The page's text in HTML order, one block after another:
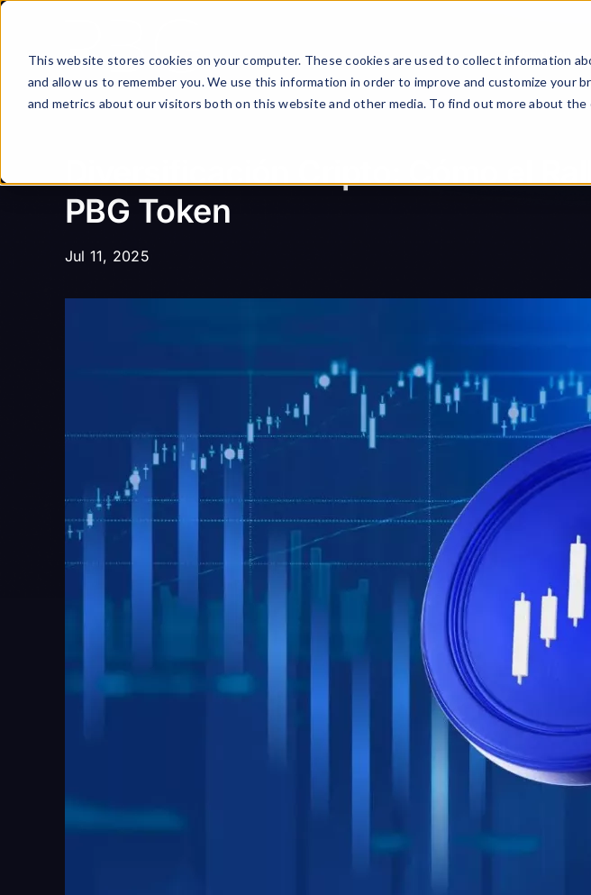
This website stores cookies on your computer. These cookies are used to collect information
and allow us to remember you. We use this information in order to improve and customize your
and metrics about our visitors both on this website and other media. To find out more about the
Skip
content
Technology
Diversificación Cripto: Cómo el
PBG Token
Jul 11, 2025